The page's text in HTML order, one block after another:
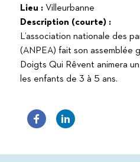
Lieu : Villeurbanne
Description (courte) :
L’association nationale des
(ANPEA) fait son assemblée
Doigts Qui Rêvent animera
les enfants de 3 à 5 ans.